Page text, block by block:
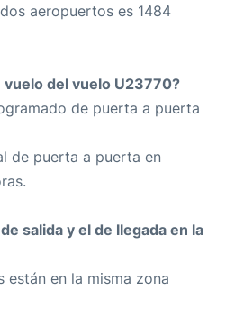
aeropuertos es 1484
del vuelo U23770?
de puerta a puerta
de puerta a puerta en
salida y el de llegada en la
están en la misma zona